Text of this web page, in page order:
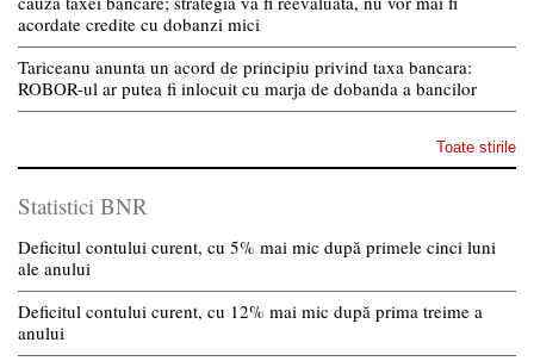
acordate credite cu dobanzi mici
Tariceanu anunta un acord de principiu privind taxa bancara:
ROBOR-ul ar putea fi inlocuit cu marja de dobanda a bancilor
Toate stirile
Statistici BNR
Deficitul contului curent, cu 5% mai mic după primele cinci luni
ale anului
Deficitul contului curent, cu 12% mai mic după prima treime a
anului